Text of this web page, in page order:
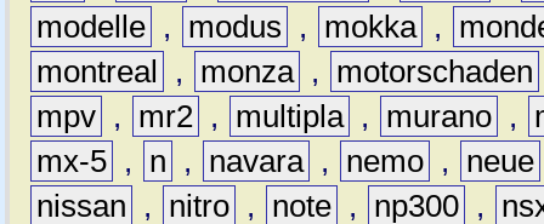
modelle , modus , mokka ,
montreal
, monza , motorschaden
mpv , mr2 , multipla , murano ,
mx-5 , n , navara , nemo , neue
nissan
, nitro , note , np300 ,